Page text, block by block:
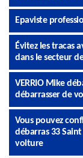
Epaviste
Évitez les tracas
dans le secteur
VERRIO Mike
débarrasser de
Vous pouvez
débarras 33
voiture